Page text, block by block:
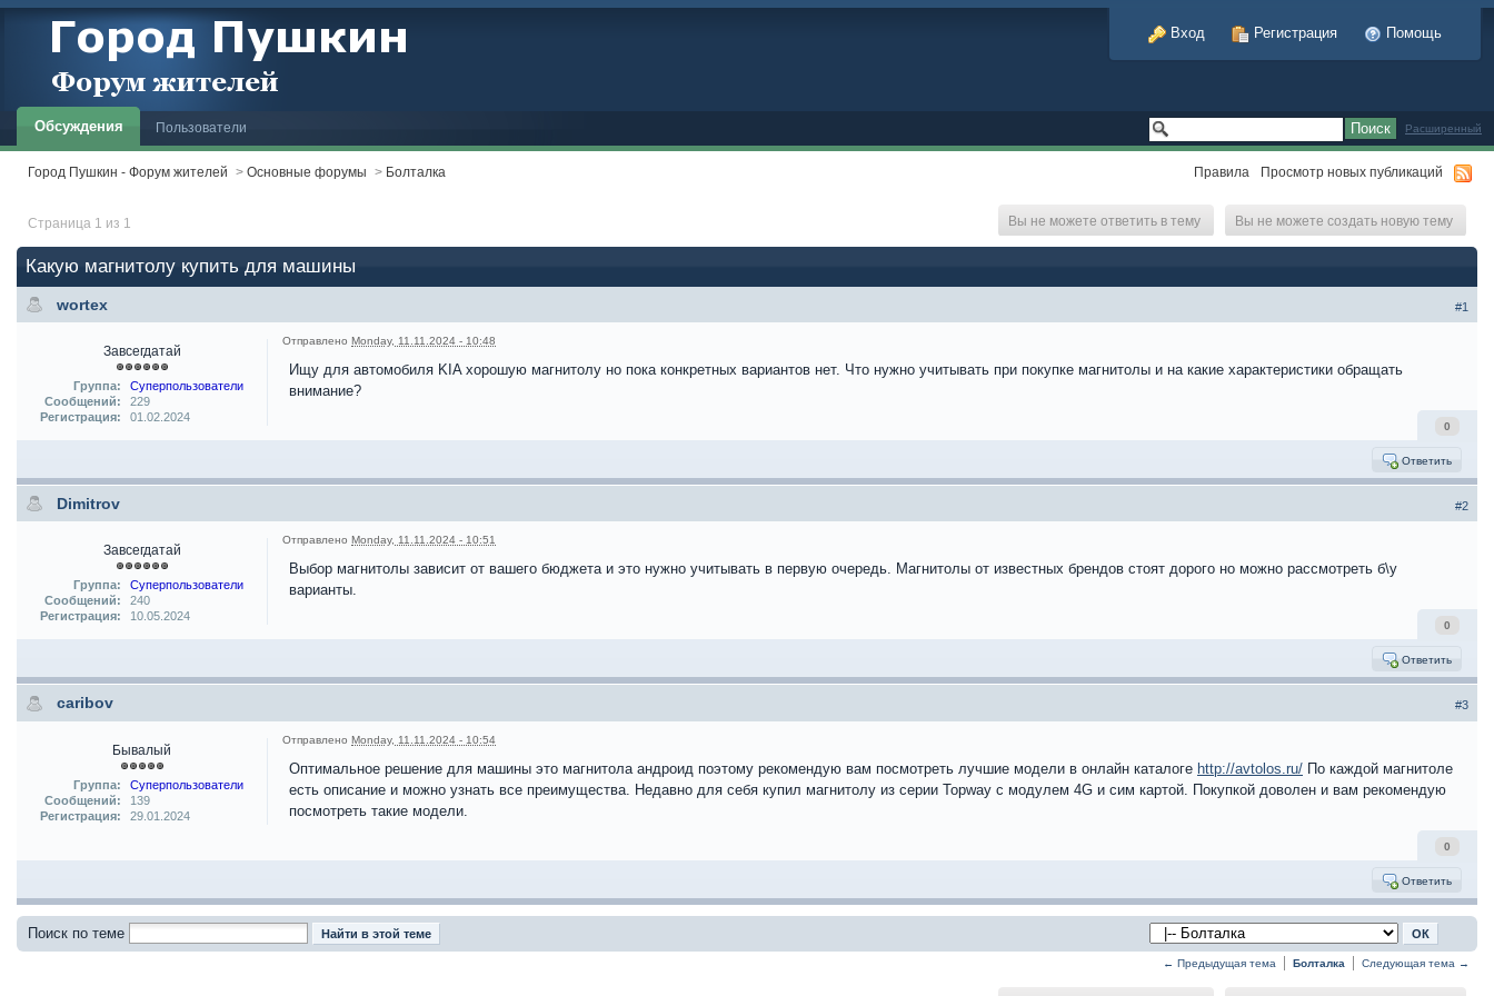
Вход Регистрация Помощь
Расширенный
Обсуждения Пользователи
Город Пушкин - Форум жителей > Основные форумы > Болталка Правила Просмотр новых публикаций
Страница 1 из 1 Вы не можете создать новую тему
Вы не можете ответить в тему
Какую магнитолу купить для машины
#1
wortex
Завсегдатай
Группа:
Суперпользователи
Сообщений:
229
Регистрация:
01.02.2024
Отправлено Monday, 11.11.2024 - 10:48
Ищу для автомобиля KIA хорошую магнитолу но пока конкретных вариантов нет. Что нужно учитывать при покупке магнитолы и на какие характеристики обращать
внимание?
0
Ответить
#2
Dimitrov
Завсегдатай
Группа:
Суперпользователи
Сообщений:
240
Регистрация:
10.05.2024
Отправлено Monday, 11.11.2024 - 10:51
Выбор магнитолы зависит от вашего бюджета и это нужно учитывать в первую очередь. Магнитолы от известных брендов стоят дорого но можно рассмотреть б\у
варианты.
0
Ответить
#3
caribov
Бывалый
Группа:
Суперпользователи
Сообщений:
139
Регистрация:
29.01.2024
Отправлено Monday, 11.11.2024 - 10:54
Оптимальное решение для машины это магнитола андроид поэтому рекомендую вам посмотреть лучшие модели в онлайн каталоге http://avtolos.ru/ По каждой магнитоле
есть описание и можно узнать все преимущества. Недавно для себя купил магнитолу из серии Topway с модулем 4G и сим картой. Покупкой доволен и вам рекомендую
посмотреть такие модели.
0
Ответить
Поиск по теме
← Предыдущая тема Болталка Следующая тема →